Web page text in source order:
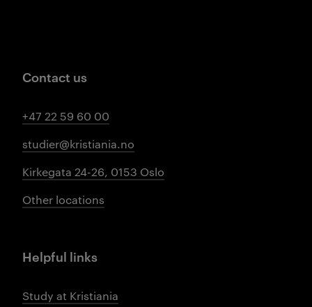
Contact us
+47 22 59 60 00
studier@kristiania.no
Kirkegata 24-26, 0153 Oslo
Other locations
Helpful links
Study at Kristiania